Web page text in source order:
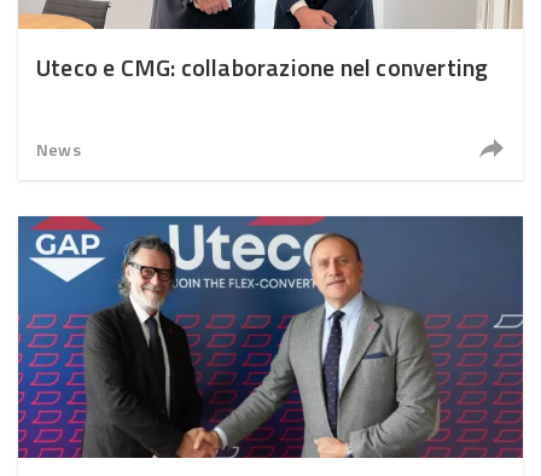
Uteco e CMG: collaborazione nel converting
News